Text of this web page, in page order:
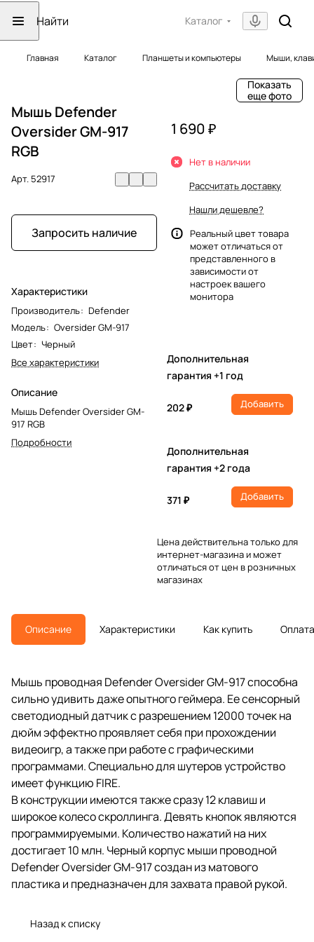
Каталог
Главная Каталог Планшеты и компьютеры Мыши,
Показать
еще фото
Мышь Defender
Oversider GM-917
RGB
Арт. 52917
Запросить наличие
Характеристики
Производитель: Defender
Модель: Oversider GM-917
Цвет: Черный
Все характеристики
Описание
Мышь Defender Oversider GM-
917 RGB
Подробности
1 690 ₽
Нет в наличии
Рассчитать доставку
Нашли дешевле?
Реальный цвет товара
может отличаться от
представленного в
зависимости от
настроек вашего
монитора
Дополнительная
гарантия +1 год
202 ₽ Добавить
Дополнительная
гарантия +2 года
371 ₽ Добавить
Цена действительна только для
интернет-магазина и может
отличаться от цен в розничных
магазинах
Описание Характеристики Как купить Оплата
Мышь проводная Defender Oversider GM-917 способна
сильно удивить даже опытного геймера. Ее сенсорный
светодиодный датчик с разрешением 12000 точек на
дюйм эффектно проявляет себя при прохождении
видеоигр, а также при работе с графическими
программами. Специально для шутеров устройство
имеет функцию FIRE.
В конструкции имеются также сразу 12 клавиш и
широкое колесо скроллинга. Девять кнопок являются
программируемыми. Количество нажатий на них
достигает 10 млн. Черный корпус мыши проводной
Defender Oversider GM-917 создан из матового
пластика и предназначен для захвата правой рукой.
Назад к списку